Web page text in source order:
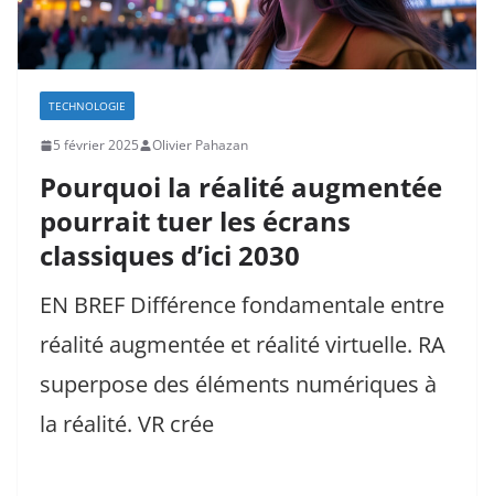
TECHNOLOGIE
5 février 2025 Olivier Pahazan
Pourquoi la réalité augmentée
pourrait tuer les écrans
classiques d’ici 2030
EN BREF Différence fondamentale entre
réalité augmentée et réalité virtuelle. RA
superpose des éléments numériques à
la réalité. VR crée